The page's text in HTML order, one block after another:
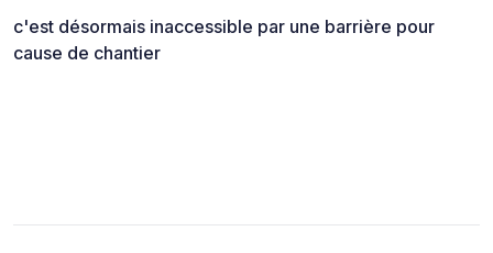
c'est désormais inaccessible par une barrière pour
cause de chantier